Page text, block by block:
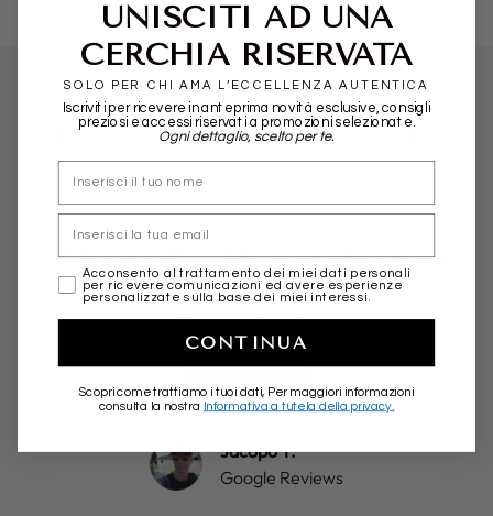
WHAT THEY SAY ABOUT US...
Friendly, professional and fast in shipping.
More than positive experience. Highly
recommended!
★★★★★
Jacopo T.
Google Reviews
UNISCITI AD UNA
CERCHIA RISERVATA
SOLO PER CHI AMA L’ECCELLENZA AUTENTICA
Iscriviti per ricevere in anteprima novità esclusive, consigli
preziosi e accessi riservati a promozioni selezionate.
Ogni dettaglio, scelto per te.
nome
Email
marketing
Acconsento al trattamento dei miei dati personali
per ricevere comunicazioni ed avere esperienze
personalizzate sulla base dei miei interessi.
CONTINUA
Scopri come trattiamo i tuoi dati, Per maggiori informazioni
consulta la nostra Informativa a tutela della privacy.